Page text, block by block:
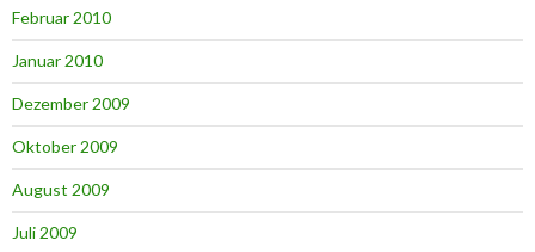
Februar 2010
Januar 2010
Dezember 2009
Oktober 2009
August 2009
Juli 2009